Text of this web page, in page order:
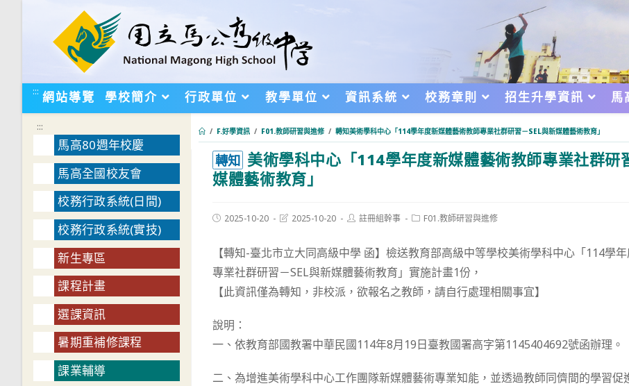
::: 網站導覽 學校簡介 行政單位 教學單位 資訊系統 校務章則 招生升學資訊 馬
/ F.好學資訊 / F01.教師研習與進修 / 轉知美術學科中心「114學年度新媒體藝術教師專業社群研習－SEL與新媒體藝術教育」
轉知 美術學科中心「114學年度新媒體藝術教師專業社群研
媒體藝術教育」
Post2025-10-20
Post2025-10-20
Post註冊組幹事
PostF01.教師研習與進修
【轉知-臺北市立大同高級中學 函】檢送教育部高級中等學校美術學科中心「114學
專業社群研習－SEL與新媒體藝術教育」實施計畫1份，
【此資訊僅為轉知，非校派，欲報名之教師，請自行處理相關事宜】
說明：
一、依教育部國教署中華民國114年8月19日臺教國署高字第1145404692號函辦理。
二、為增進美術學科中心工作團隊新媒體藝術專業知能，並透過教師同儕間的學習促
:::
馬高80週年校慶
馬高全國校友會
校務行政系統(日間)
校務行政系統(實技)
新生專區
課程計畫
選課資訊
暑期重補修課程
課業輔導